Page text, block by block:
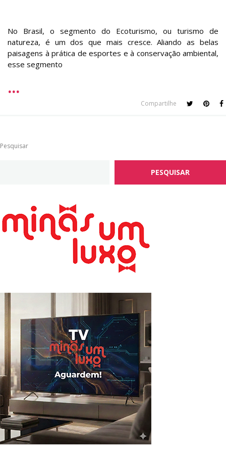
No Brasil, o segmento do Ecoturismo, ou turismo de
natureza, é um dos que mais cresce. Aliando as belas
paisagens à prática de esportes e à conservação ambiental,
esse segmento
Compartilhe
Pesquisar
PESQUISAR